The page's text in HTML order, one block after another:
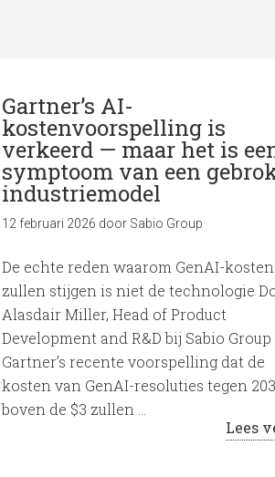
Gartner’s AI-
kostenvoorspelling is
verkeerd — maar het is
symptoom van een
industriemodel
12 februari 2026 door Sabio Group
De echte reden waarom GenAI-kosten
zullen stijgen is niet de technologie
Alasdair Miller, Head of Product
Development and R&D bij Sabio Group
Gartner’s recente voorspelling dat de
kosten van GenAI-resoluties tegen
boven de $3 zullen …
Lees